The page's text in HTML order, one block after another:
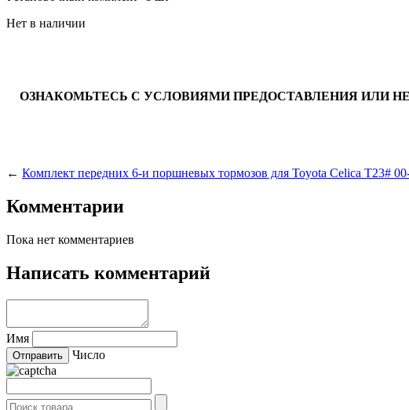
Нет в наличии
ОЗНАКОМЬТЕСЬ С УСЛОВИЯМИ ПРЕДОСТАВЛЕНИЯ ИЛИ
← Комплект передних 6-и поршневых тормозов для Toyota Celica T23#
Комментарии
Пока нет комментариев
Написать комментарий
Имя
Число